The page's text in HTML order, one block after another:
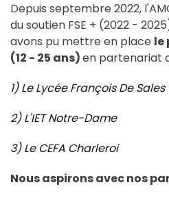
Depuis septembre 2022,
du soutien FSE + (2022 -
avons pu mettre en place le
(12 - 25 ans)en partenariat
1) Le Lycée François De Sales
2) L'IET Notre-Dame
3) Le CEFA Charleroi
Nous aspirons avec nos